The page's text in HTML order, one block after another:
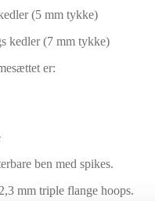
(5 mm tykke)
kedler (7 mm tykke)
er:
ben med spikes.
mm triple flange hoops.